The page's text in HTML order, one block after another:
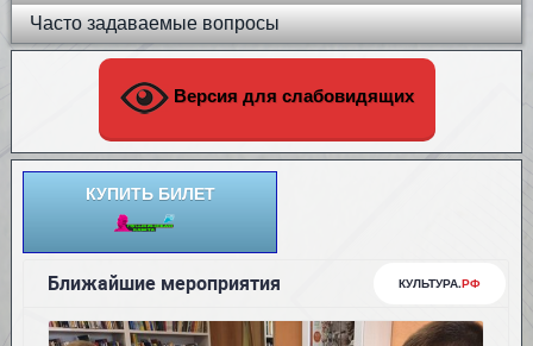
Часто задаваемые вопросы
Версия для слабовидящих
КУПИТЬ БИЛЕТ